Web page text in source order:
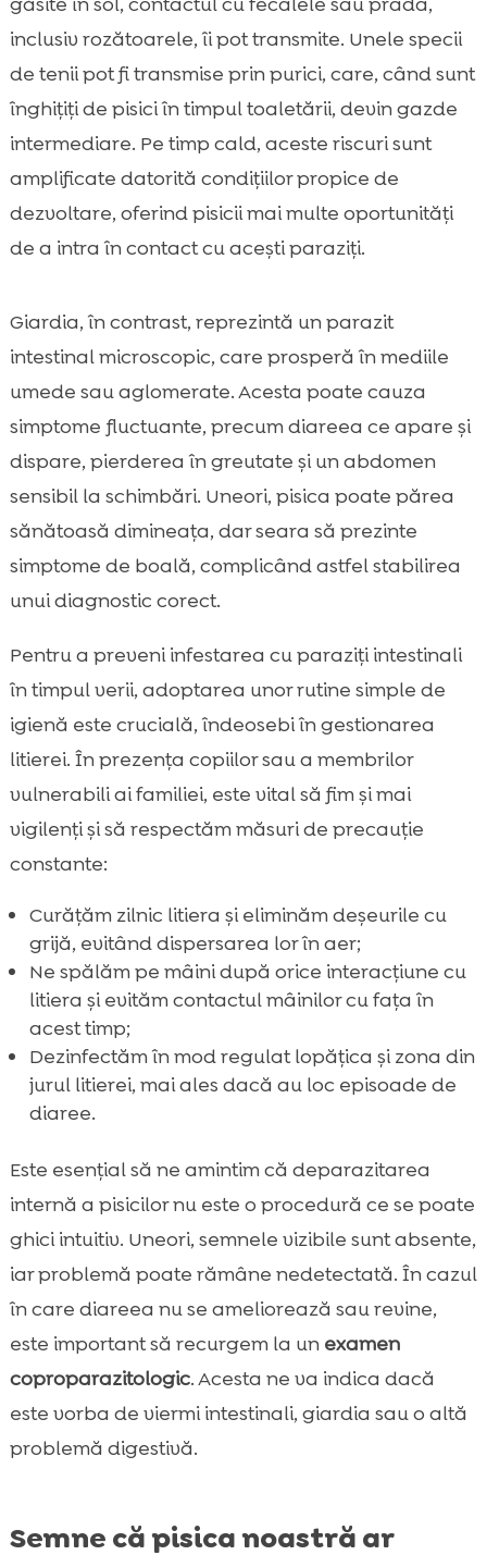
inclusiv rozătoarele, îi pot transmite. Unele specii
de tenii pot fi transmise prin purici, care, când sunt
înghițiți de pisici în timpul toaletării, devin gazde
intermediare. Pe timp cald, aceste riscuri sunt
amplificate datorită condițiilor propice de
dezvoltare, oferind pisicii mai multe oportunități
de a intra în contact cu acești paraziți.
Giardia, în contrast, reprezintă un parazit
intestinal microscopic, care prosperă în mediile
umede sau aglomerate. Acesta poate cauza
simptome fluctuante, precum diareea ce apare și
dispare, pierderea în greutate și un abdomen
sensibil la schimbări. Uneori, pisica poate părea
sănătoasă dimineața, dar seara să prezinte
simptome de boală, complicând astfel stabilirea
unui diagnostic corect.
Pentru a preveni infestarea cu paraziți intestinali
în timpul verii, adoptarea unor rutine simple de
igienă este crucială, îndeosebi în gestionarea
litierei. În prezența copiilor sau a membrilor
vulnerabili ai familiei, este vital să fim și mai
vigilenți și să respectăm măsuri de precauție
constante:
Curățăm zilnic litiera și eliminăm deșeurile cu
grijă, evitând dispersarea lor în aer;
Ne spălăm pe mâini după orice interacțiune cu
litiera și evităm contactul mâinilor cu fața în
acest timp;
Dezinfectăm în mod regulat lopățica și zona din
jurul litierei, mai ales dacă au loc episoade de
diaree.
Este esențial să ne amintim că deparazitarea
internă a pisicilor nu este o procedură ce se poate
ghici intuitiv. Uneori, semnele vizibile sunt absente,
iar problemă poate rămâne nedetectată. În cazul
în care diareea nu se ameliorează sau revine,
este important să recurgem la un examen
coproparazitologic. Acesta ne va indica dacă
este vorba de viermi intestinali, giardia sau o altă
problemă digestivă.
Semne că pisica noastră ar